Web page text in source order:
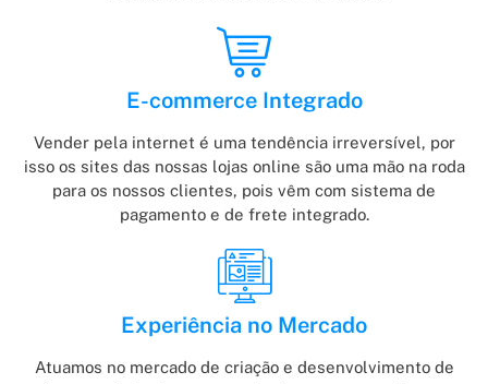
E-commerce Integrado
Vender pela internet é uma tendência irreversível, por
isso os sites das nossas lojas online são uma mão na roda
para os nossos clientes, pois vêm com sistema de
pagamento e de frete integrado.
Experiência no Mercado
Atuamos no mercado de criação e desenvolvimento de